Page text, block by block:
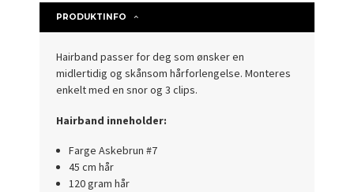
PRODUKTINFO
Hairband passer for deg som ønsker en
midlertidig og skånsom hårforlengelse. Monteres
enkelt med en snor og 3 clips.
Hairband inneholder:
Farge Askebrun #7
45 cm hår
120 gram hår